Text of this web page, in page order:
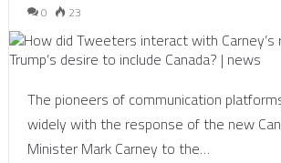
0 23
The pioneers of communication
widely with the response of the new
Minister Mark Carney to the…